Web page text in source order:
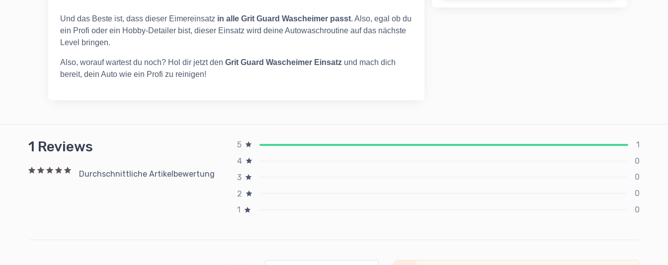
Und das Beste ist, dass dieser Eimereinsatz in alle Grit Guard Wascheimer passt. Also, egal ob du
ein Profi oder ein Hobby-Detailer bist, dieser Einsatz wird deine Autowaschroutine auf das nächste
Level bringen.
Also, worauf wartest du noch? Hol dir jetzt den Grit Guard Wascheimer Einsatz und mach dich
bereit, dein Auto wie ein Profi zu reinigen!
1 Reviews
Durchschnittliche Artikelbewertung
5
1
4
0
3
0
2
0
1
0